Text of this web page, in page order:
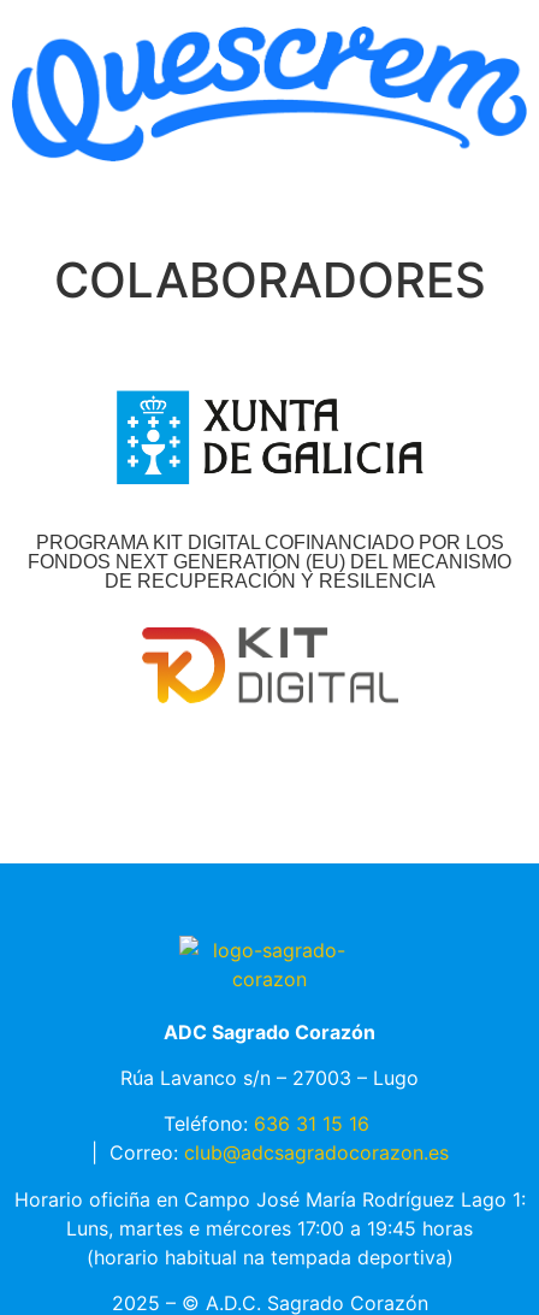
COLABORADORES
PROGRAMA KIT DIGITAL COFINANCIADO POR LOS
FONDOS NEXT GENERATION (EU) DEL MECANISMO
DE RECUPERACIÓN Y RESILENCIA
ADC Sagrado Corazón
Rúa Lavanco s/n – 27003 – Lugo
Teléfono: 636 31 15 16
Correo: club@adcsagradocorazon.es
Horario oficiña en Campo José María Rodríguez Lago 1:
Luns, martes e mércores 17:00 a 19:45 horas
(horario habitual na tempada deportiva)
2025 – © A.D.C. Sagrado Corazón